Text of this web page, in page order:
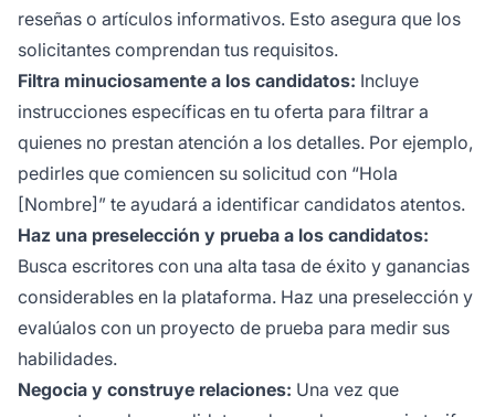
reseñas o artículos informativos. Esto asegura que los
solicitantes comprendan tus requisitos.
Filtra minuciosamente a los candidatos: Incluye
instrucciones específicas en tu oferta para filtrar a
quienes no prestan atención a los detalles. Por ejemplo,
pedirles que comiencen su solicitud con “Hola
[Nombre]” te ayudará a identificar candidatos atentos.
Haz una preselección y prueba a los candidatos:
Busca escritores con una alta tasa de éxito y ganancias
considerables en la plataforma. Haz una preselección y
evalúalos con un proyecto de prueba para medir sus
habilidades.
Negocia y construye relaciones: Una vez que